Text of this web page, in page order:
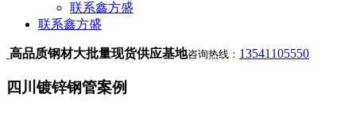
联系鑫方盛
联系鑫方盛
高品质钢材大批量现货供应基地咨询热线： 13541105550
四川镀锌钢管案例